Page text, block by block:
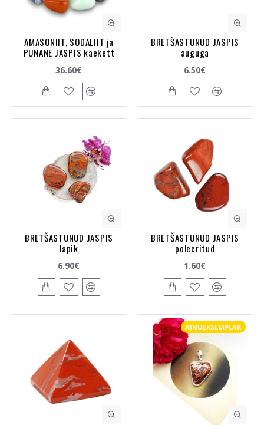
AMASONIIT, SODALIIT ja
PUNANE JASPIS käekett
36.60€
BRETŠASTUNUD JASPIS
auguga
6.50€
BRETŠASTUNUD JASPIS
lapik
6.90€
BRETŠASTUNUD JASPIS
poleeritud
1.60€
AINUEKSEMPLAR